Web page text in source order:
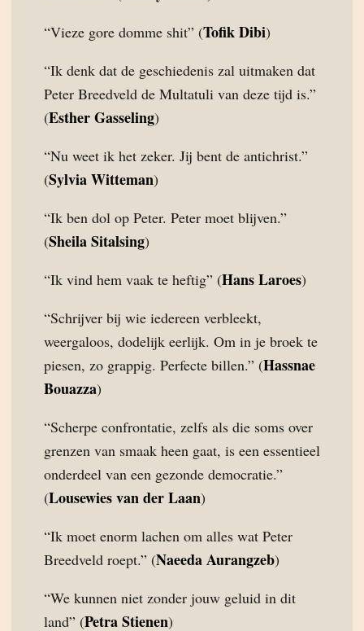
“Vieze gore domme shit” (Tofik Dibi)
“Ik denk dat de geschiedenis zal uitmaken dat
Peter Breedveld de Multatuli van deze tijd is.”
(Esther Gasseling)
“Nu weet ik het zeker. Jij bent de antichrist.”
(Sylvia Witteman)
“Ik ben dol op Peter. Peter moet blijven.”
(Sheila Sitalsing)
“Ik vind hem vaak te heftig” (Hans Laroes)
“Schrijver bij wie iedereen verbleekt,
weergaloos, dodelijk eerlijk. Om in je broek te
piesen, zo grappig. Perfecte billen.” (Hassnae
Bouazza)
“Scherpe confrontatie, zelfs als die soms over
grenzen van smaak heen gaat, is een essentieel
onderdeel van een gezonde democratie.”
(Lousewies van der Laan)
“Ik moet enorm lachen om alles wat Peter
Breedveld roept.” (Naeeda Aurangzeb)
“We kunnen niet zonder jouw geluid in dit
land” (Petra Stienen)